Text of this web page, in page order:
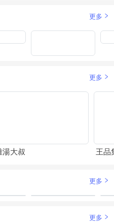
更多
更多
湯大叔 王品
更多
更多